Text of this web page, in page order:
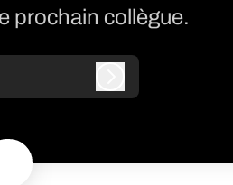
prochain collègue.